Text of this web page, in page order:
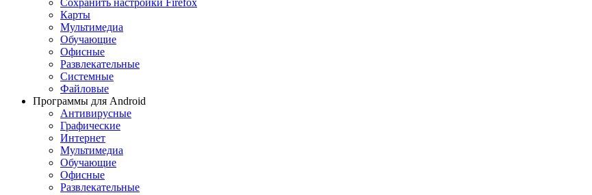
Карты
Мультимедиа
Обучающие
Офисные
Развлекательные
Системные
Файловые
Программы для Android
Антивирусные
Графические
Интернет
Мультимедиа
Обучающие
Офисные
Развлекательные